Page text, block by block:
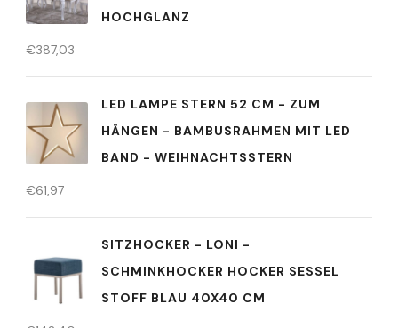
OCHGLANZ
€387,03
LED LAMPE STERN 52 CM - ZUM
HÄNGEN - BAMBUSRAHMEN MIT LED
BAND - WEIHNACHTSSTERN
€61,97
SITZHOCKER - LONI -
SCHMINKHOCKER HOCKER SESSEL
STOFF BLAU 40X40 CM